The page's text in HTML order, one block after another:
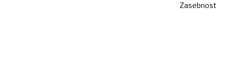
Zasebnost